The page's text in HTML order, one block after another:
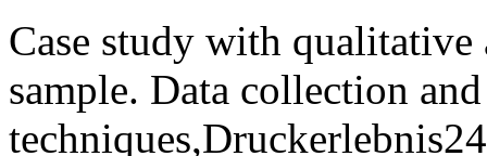
Case study with
sample. Data collection